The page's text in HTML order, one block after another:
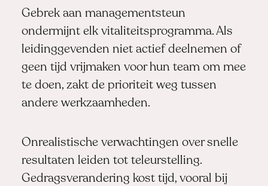
Gebrek aan managementsteun
ondermijnt elk vitaliteitsprogramma. Als
leidinggevenden niet actief deelnemen of
geen tijd vrijmaken voor hun team om mee
te doen, zakt de prioriteit weg tussen
andere werkzaamheden.
Onrealistische verwachtingen over snelle
resultaten leiden tot teleurstelling.
Gedragsverandering kost tijd, vooral bij